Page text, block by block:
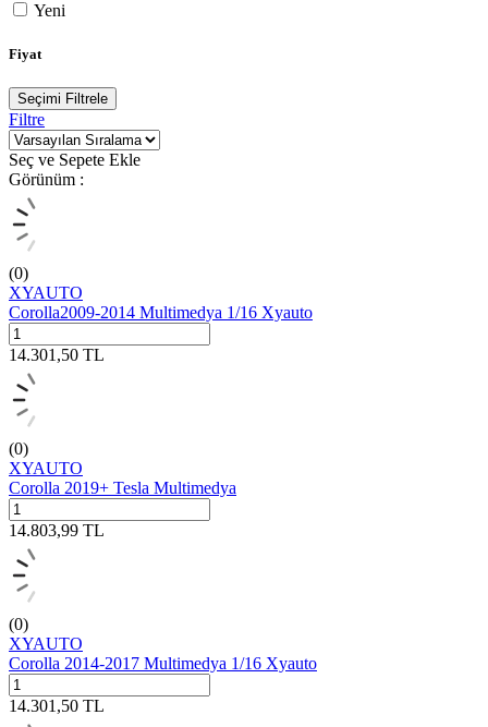
Yeni
Fiyat
Seçimi Filtrele
Filtre
Seç ve Sepete Ekle
Görünüm :
(0)
XYAUTO
Corolla2009-2014 Multimedya 1/16 Xyauto
14.301,50 TL
(0)
XYAUTO
Corolla 2019+ Tesla Multimedya
14.803,99 TL
(0)
XYAUTO
Corolla 2014-2017 Multimedya 1/16 Xyauto
14.301,50 TL